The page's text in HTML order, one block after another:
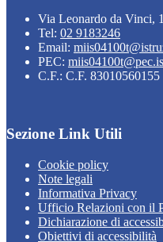
Via Leonardo da Vinci,
Tel: 02 9183246
Email:
PEC:
C.F.: C.F. 83010560155
Sezione Link Utili
Cookie policy
Note legali
Informativa Privacy
Ufficio Relazioni con il
Dichiarazione di
Obiettivi di accessibilità